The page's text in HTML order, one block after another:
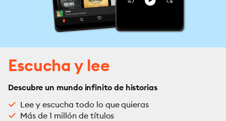
Escucha y lee
Descubre un mundo infinito de historias
Lee y escucha todo lo que quieras
Más de 1 millón de títulos